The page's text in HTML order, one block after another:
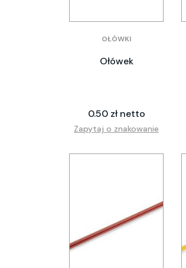
OŁÓWKI
Ołówek
0.50 zł netto
Zapytaj o znakowanie